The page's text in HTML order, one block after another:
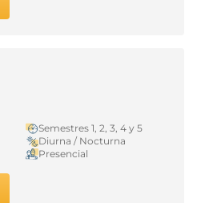
Semestres 1, 2, 3, 4 y 5
Diurna / Nocturna
Presencial